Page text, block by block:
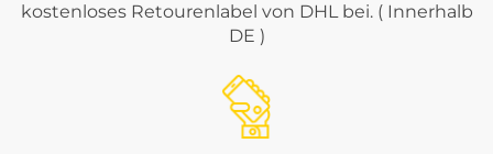
kostenloses Retourenlabel von DHL bei. ( Innerhalb
DE )